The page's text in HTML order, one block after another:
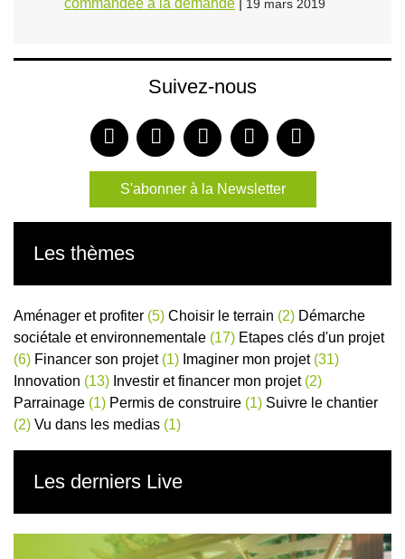
commandée à la demande
19 mars 2019
Suivez-nous
S'abonner à la Newsletter
Les thèmes
Aménager et profiter (5) Choisir le terrain (2) Démarche
sociétale et environnementale (17) Etapes clés d'un projet
(6) Financer son projet(1) Imaginer mon projet(31)
Innovation (13) Investir et financer mon projet(2)
Parrainage (1) Permis de construire (1) Suivre le chantier
(2) Vu dans les medias (1)
Les derniers Live